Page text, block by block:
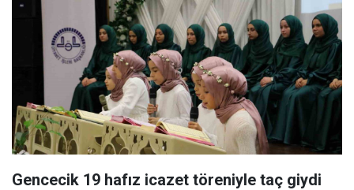
Gencecik 19 hafız icazet töreniyle taç giydi